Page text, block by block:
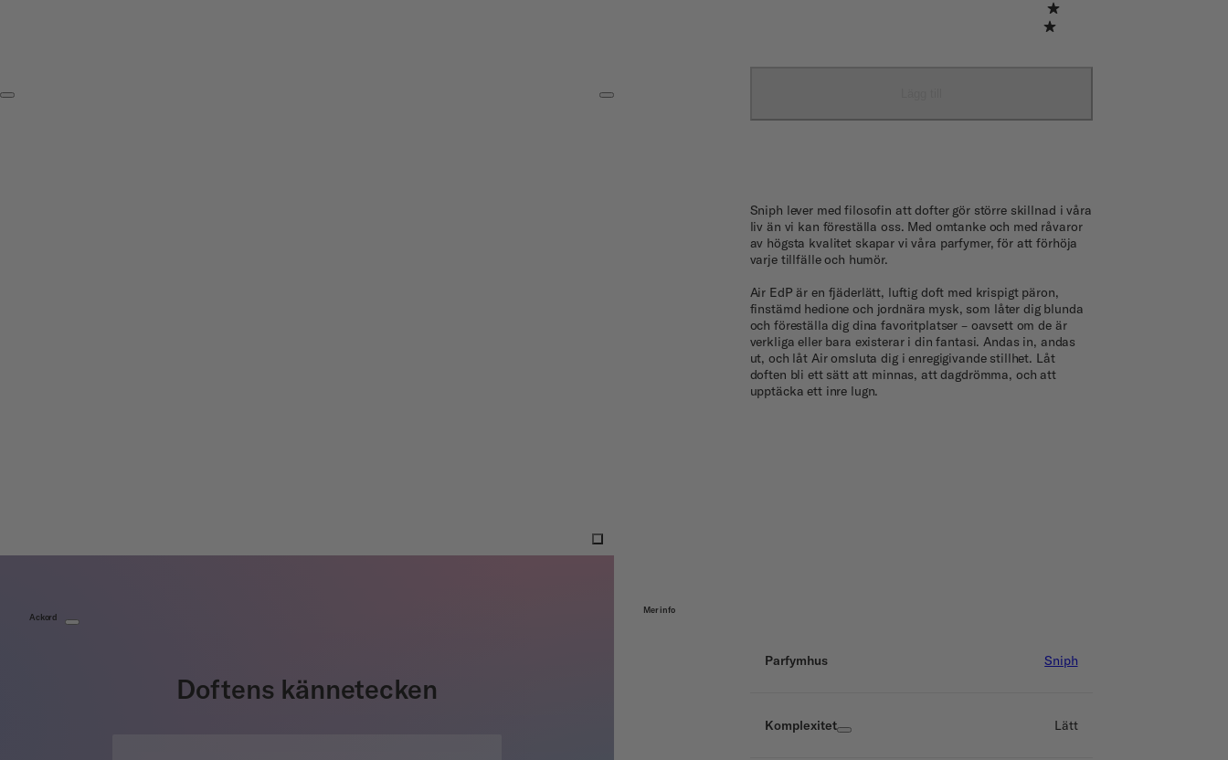
Sniph lever med filosofin att dofter gör större skillnad i våra
liv än vi kan föreställa oss. Med omtanke och med råvaror
av högsta kvalitet skapar vi våra parfymer, för att förhöja
varje tillfälle och humör.
Air EdP är en fjäderlätt, luftig doft med krispigt päron,
finstämd hedione och jordnära mysk, som låter dig blunda
och föreställa dig dina favoritplatser – oavsett om de är
verkliga eller bara existerar i din fantasi. Andas in, andas
ut, och låt Air omsluta dig i enregigivande stillhet. Låt
doften bli ett sätt att minnas, att dagdrömma, och att
upptäcka ett inre lugn.
Ackord
Doftens kännetecken
Mer info
Parfymhus Sniph
Komplexitet Lätt